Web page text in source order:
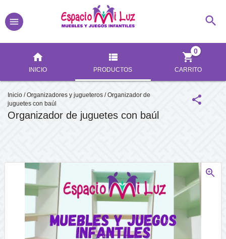
INICIO PRODUCTOS CARRITO
0
Inicio / Organizadores y jugueteros / Organizador de
juguetes con baúl
Organizador de juguetes con baúl